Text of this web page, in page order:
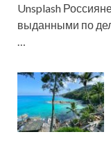
Unsplash
выданными по
…